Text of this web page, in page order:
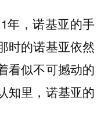
年，诺基亚的手
时的诺基亚依然
看似不可撼动的
知里，诺基亚的